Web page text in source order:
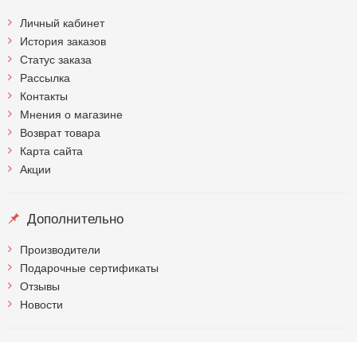
Личный кабинет
История заказов
Статус заказа
Рассылка
Контакты
Мнения о магазине
Возврат товара
Карта сайта
Акции
Дополнительно
Производители
Подарочные сертификаты
Отзывы
Новости